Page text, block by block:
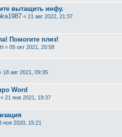
вытащить инфу.
« 21 авг 2022, 21:37
Помогите плиз!
« 05 окт 2021, 20:58
18 авг 2021, 09:35
Word
« 21 янв 2021, 19:37
ноя 2020, 15:21